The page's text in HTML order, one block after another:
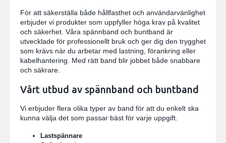
För att säkerställa både hållfasthet och användarvänlighet
erbjuder vi produkter som uppfyller höga krav på kvalitet
och säkerhet. Våra spännband och buntband är
utvecklade för professionellt bruk och ger dig den trygghet
som krävs när du arbetar med lastning, förankring eller
kabelhantering. Med rätt band blir jobbet både snabbare
och säkrare.
Vårt utbud av spännband och buntband
Vi erbjuder flera olika typer av band för att du enkelt ska
kunna välja det som passar bäst för varje uppgift.
Lastspännare